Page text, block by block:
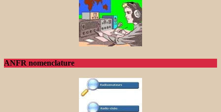
ANFR nomenclature